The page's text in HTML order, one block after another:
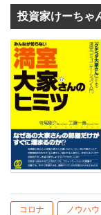
投資家けーちゃ
コロナ ノウハウ